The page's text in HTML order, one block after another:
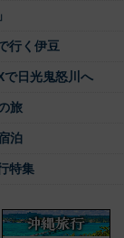
行く伊豆
で日光鬼怒川へ
旅
泊
特集